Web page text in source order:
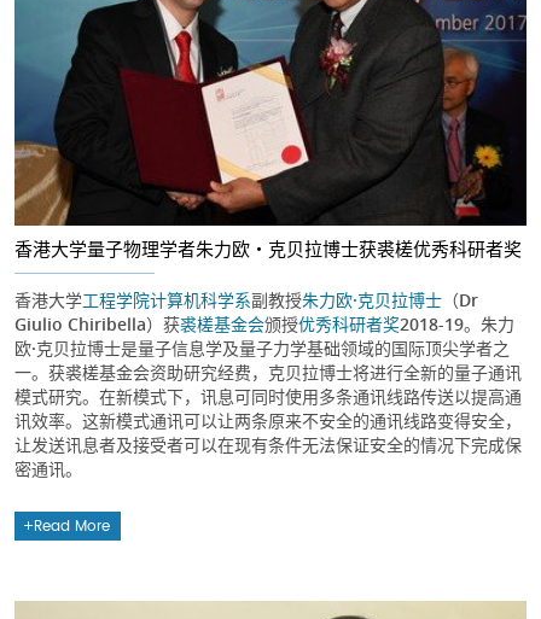
香港大学量子物理学者朱力欧・克贝拉博士获裘槎优秀科研者奖
香港大学工程学院计算机科学系副教授朱力欧·克贝拉博士 （Dr
Giulio Chiribella）获裘槎基金会颁授优秀科研者奖2018-19。朱力
欧·克贝拉博士是量子信息学及量子力学基础领域的国际顶尖学者之
一。获裘槎基金会资助研究经费，克贝拉博士将进行全新的量子通讯
模式研究。在新模式下，讯息可同时使用多条通讯线路传送以提高通
讯效率。这新模式通讯可以让两条原来不安全的通讯线路变得安全，
让发送讯息者及接受者可以在现有条件无法保证安全的情况下完成保
密通讯。
Read More